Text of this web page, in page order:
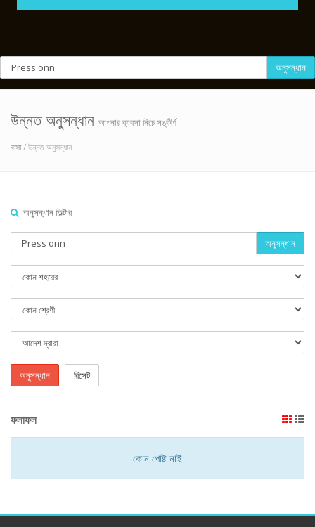
অনুসন্ধান
উন্নত অনুসন্ধান আপনার ব্যবসা নিচে সঙ্কীর্ণ
বাসা/ উন্নত অনুসন্ধান
অনুসন্ধান ফিল্টার
অনুসন্ধান
অনুসন্ধান রিসেট
ফলাফল
কোন পোষ্ট নাই